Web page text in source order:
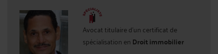
Avocat titulaire d'un certificat de
spécialisation en Droit immobilier